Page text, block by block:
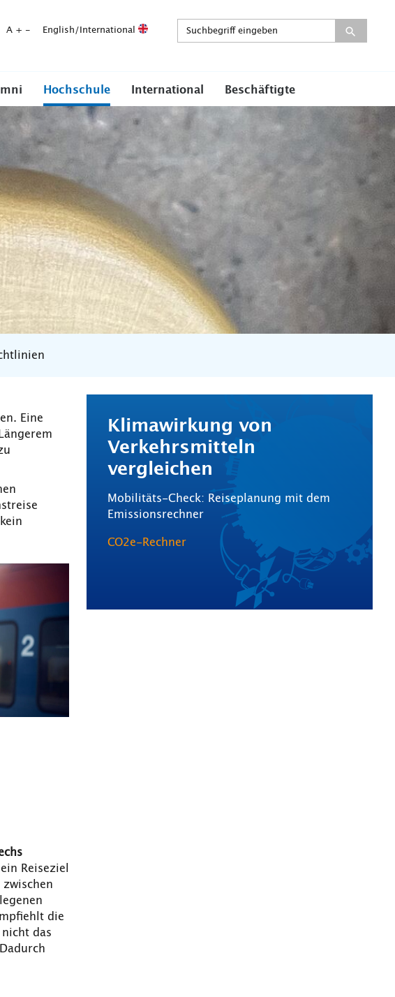
A + - English/International
Hochschule International Beschäftigte
Eine
Reiseziel
die
das
Klimawirkung von
Verkehrsmitteln
vergleichen
Mobilitäts-Check: Reiseplanung mit dem
Emissionsrechner
CO2e-Rechner